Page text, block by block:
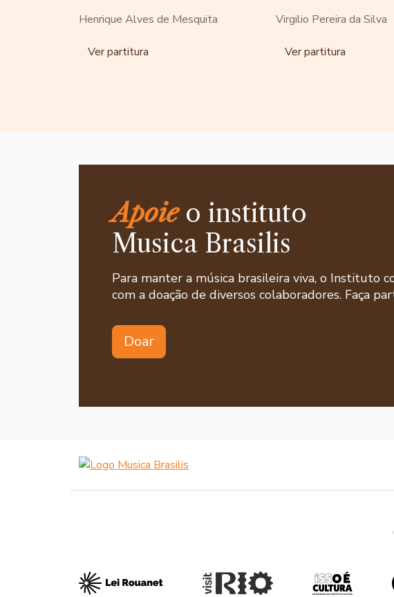
Henrique Alves de Mesquita
Ver partitura
Virgilio Pereira da Silva
Ver partitura
Apoieo instituto
Musica Brasilis
Para manter a música brasileira viva, o Instituto
com a doação de diversos colaboradores. Faça
Doar